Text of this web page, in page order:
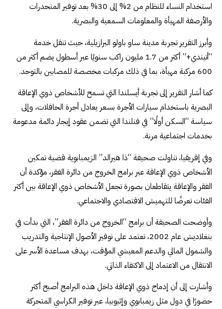
استخدام النساء للنظام من 2% إلى 30% بعد توفير المنحدرات
والأرصفة المهيأة والمعلومات السمعية والبصرية.
وأبرز التقرير تجربة مدينة ساو باولو البرازيلية، حيث تنقل خدمة
“أتيندي+” أكثر من 1.7 مليون راكب سنويًا عبر أسطول يضم أكثر من
600 مركبة مهيأة، بما في ذلك مركبات مخصصة للمصابين بالتوحد.
كما أشار التقرير إلى تجربة أيسلندا التي تسمح للأشخاص ذوي الإعاقة
البصرية باستخدام سيارات الأجرة بسعر يعادل أجرة الحافلات، وإلى
سياسة “السكن أولًا” في فنلندا التي تضمن عقود إيجار دائمة مدعومة
بخدمات اجتماعية مرنة.
وفي إفريقيا، تناولت صحيفة “ذا هيرالد” الزيمبابوية قضية تمكين
الأشخاص ذوي الإعاقة عبر برامج الخروج من دائرة الفقر، مؤكدة أن
الفقر والإعاقة يتقاطعان بصورة تجعل الأشخاص ذوي الإعاقة بين أكثر
الفئات تعرضًا للتهميش الاقتصادي والاجتماعي.
وأوضحت الصحيفة أن برامج “الخروج من دائرة الفقر”، التي بدأت في
بنغلاديش عام 2002، تعتمد على توفير الأصول الإنتاجية والتدريب
والشمول المالي والدعم المعيشي المؤقت، بهدف مساعدة الأسر على
الانتقال من الاعتماد إلى الاكتفاء الذاتي.
وأشارت إلى أن إدماج ذوي الإعاقة داخل هذه البرامج أصبح أكثر
حضورًا في دول مثل زيمبابوي وإثيوبيا، عبر توفير الكراسي المتحركة